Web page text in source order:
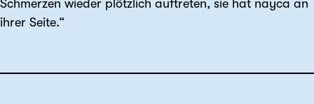
Schmerzen wieder plötzlich auftreten, sie hat nayca an
ihrer Seite.“